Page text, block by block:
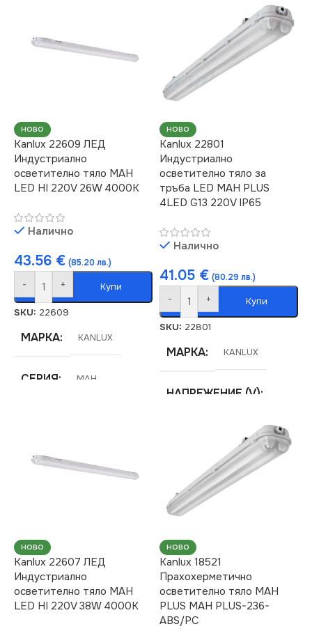
НОВО
Kanlux 22609 ЛЕД
Индустриално
осветително тяло MAH
LED HI 220V 26W 4000K
Налично
43.56 € (85.20 лв.)
- + Купи
SKU: 22609
МАРКА KANLUX
СЕРИЯ MAH
3900
СТЕПЕН НА ЗАЩИТА
НОВО
Kanlux 22801
Индустриално
осветително тяло за
тръба LED MAH PLUS
4LED G13 220V IP65
Налично
41.05 € (80.29 лв.)
- + Купи
SKU: 22801
МАРКА KANLUX
НАПРЕЖЕНИЕ (V)
MAH
ЦОКЪЛ
СТЕПЕН НА ЗАЩИТА
IP65
НАЧИН НА МОНТАЖ
НОВО
Kanlux 22607 ЛЕД
Индустриално
осветително тяло MAH
LED HI 220V 38W 4000K
НОВО
Kanlux 18521
Прахохерметично
осветително тяло MAH
PLUS MAH PLUS-236-
ABS/PC